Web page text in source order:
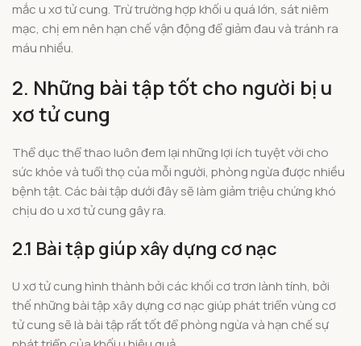
mắc u xơ tử cung. Trừ trường hợp khối u quá lớn, sát niêm
mạc, chị em nên hạn chế vận động để giảm đau và tránh ra
máu nhiều.
2. Những bài tập tốt cho người bị u
xơ tử cung
Thể dục thể thao luôn đem lại những lợi ích tuyệt vời cho
sức khỏe và tuổi thọ của mỗi người, phòng ngừa được nhiều
bệnh tật. Các bài tập dưới đây sẽ làm giảm triệu chứng khó
chịu do u xơ tử cung gây ra.
2.1 Bài tập giúp xây dựng cơ nạc
U xơ tử cung hình thành bởi các khối cơ trơn lành tính, bởi
thế những bài tập xây dựng cơ nạc giúp phát triển vùng cơ
tử cung sẽ là bài tập rất tốt để phòng ngừa và hạn chế sự